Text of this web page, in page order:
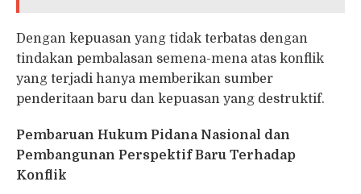
Dengan kepuasan yang tidak terbatas dengan
tindakan pembalasan semena-mena atas konflik
yang terjadi hanya memberikan sumber
penderitaan baru dan kepuasan yang destruktif.
Pembaruan Hukum Pidana Nasional dan
Pembangunan Perspektif Baru Terhadap
Konflik